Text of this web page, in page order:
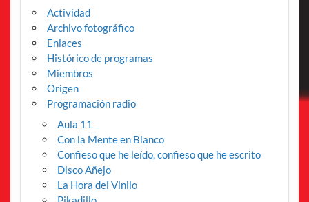
Actividad
Archivo fotográfico
Enlaces
Histórico de programas
Miembros
Origen
Programación radio
Aula 11
Con la Mente en Blanco
Confieso que he leído, confieso que he escrito
Disco Añejo
La Hora del Vinilo